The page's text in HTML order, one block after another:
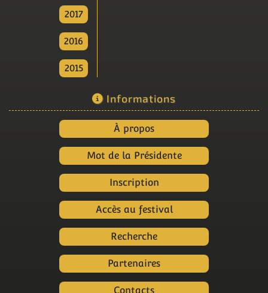
2017
2016
2015
Informations
À propos
Mot de la Présidente
Inscription
Accès au festival
Recherche
Partenaires
Contacts